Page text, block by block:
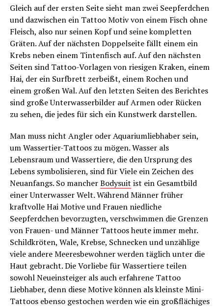
Gleich auf der ersten Seite sieht man zwei Seepferdchen
und dazwischen ein Tattoo Motiv von einem Fisch ohne
Fleisch, also nur seinen Kopf und seine kompletten
Gräten. Auf der nächsten Doppelseite fällt einem ein
Krebs neben einem Tintenfisch auf. Auf den nächsten
Seiten sind Tattoo-Vorlagen von riesigen Kraken, einem
Hai, der ein Surfbrett zerbeißt, einem Rochen und
einem großen Wal. Auf den letzten Seiten des Berichtes
sind große Unterwasserbilder auf Armen oder Rücken
zu sehen, die jedes für sich ein Kunstwerk darstellen.
Man muss nicht Angler oder Aquariumliebhaber sein,
um Wassertier-Tattoos zu mögen. Wasser als
Lebensraum und Wassertiere, die den Ursprung des
Lebens symbolisieren, sind für Viele ein Zeichen des
Neuanfangs. So mancherBodysuit ist ein Gesamtbild
einer Unterwasser Welt. Während Männer früher
kraftvolle Hai Motive und Frauen niedliche
Seepferdchen bevorzugten, verschwimmen die Grenzen
von Frauen- und Männer Tattoos heute immer mehr.
Schildkröten, Wale, Krebse, Schnecken und unzählige
viele andere Meeresbewohner werden täglich unter die
Haut gebracht. Die Vorliebe für Wassertiere teilen
sowohl Neueinsteiger als auch erfahrene Tattoo
Liebhaber, denn diese Motive können als kleinste Mini-
Tattoos ebenso gestochen werden wie ein großflächiges